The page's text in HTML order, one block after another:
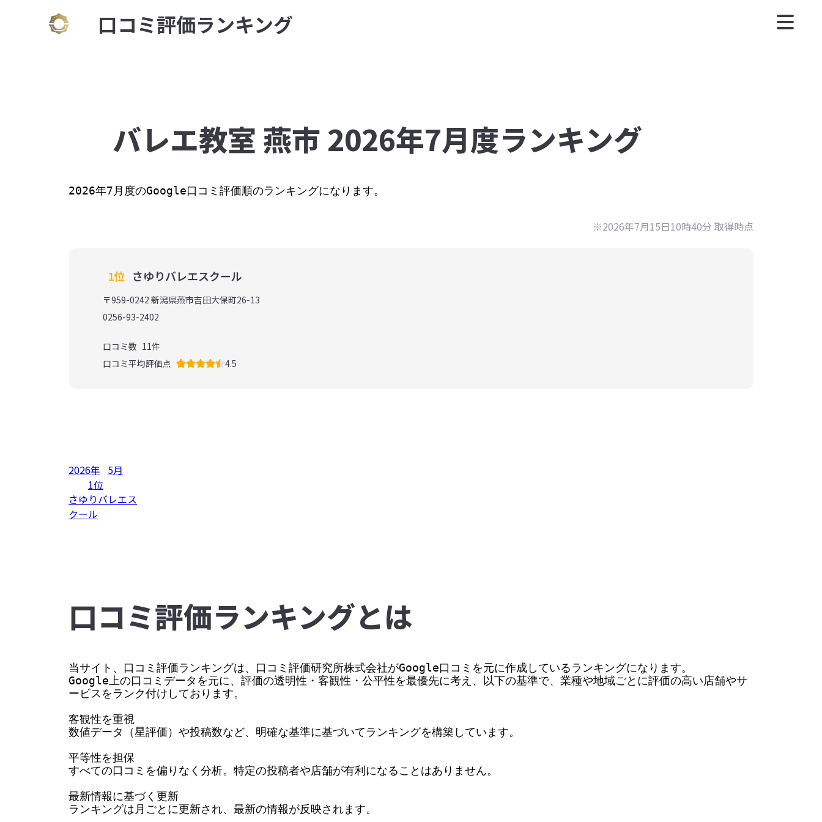
⼝コミ評価ランキング
バレエ教室 燕市 2026年7月度ランキング
2026年7月度のGoogle口コミ評価順のランキングになります。
※2026年7月15日10時40分 取得時点
1位 さゆりバレエスクール
〒959-0242 新潟県燕市吉田大保町26-13
0256-93-2402
口コミ数 11件
口コミ平均評価点
4.5
2026年 5月
1位
さゆりバレエス
クール
⼝コミ評価ランキングとは
当サイト、口コミ評価ランキングは、口コミ評価研究所株式会社がGoogle口コミを元に作成しているランキングになります。
Google上の口コミデータを元に、評価の透明性・客観性・公平性を最優先に考え、以下の基準で、業種や地域ごとに評価の高い店舗やサ
ービスをランク付けしております。
客観性を重視
数値データ（星評価）や投稿数など、明確な基準に基づいてランキングを構築しています。
平等性を担保
すべての口コミを偏りなく分析。特定の投稿者や店舗が有利になることはありません。
最新情報に基づく更新
ランキングは月ごとに更新され、最新の情報が反映されます。